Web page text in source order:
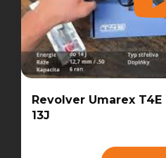
Revolver Umarex T4E
13J